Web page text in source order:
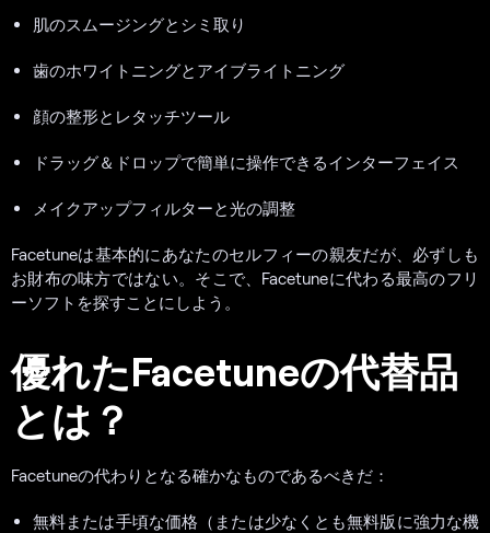
肌のスムージングとシミ取り
歯のホワイトニングとアイブライトニング
顔の整形とレタッチツール
ドラッグ＆ドロップで簡単に操作できるインターフェイス
メイクアップフィルターと光の調整
Facetuneは基本的にあなたのセルフィーの親友だが、必ずしも
お財布の味方ではない。そこで、Facetuneに代わる最高のフリ
ーソフトを探すことにしよう。
優れたFacetuneの代替品
とは？
Facetuneの代わりとなる確かなものであるべきだ：
無料または手頃な価格（または少なくとも無料版に強力な機